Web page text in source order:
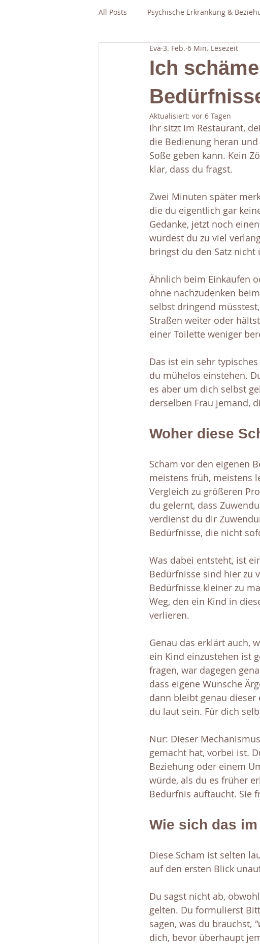
All Posts Psychische Erkrankung &
Ich
Eva 3. Feb. 6 Min. Lesezeit
Aktualisiert: vor 6 Tagen
Ihr sitzt im Restaurant,
die Bedienung heran
Soße geben kann. Kein
klar, dass du fragst.
Zwei Minuten später
die du eigentlich gar
Gedanke, jetzt noch
würdest du zu viel
bringst du den Satz nicht
Ähnlich beim Einkaufen
ohne nachzudenken
selbst dringend
Straßen weiter oder
einer Toilette weniger
Das ist ein sehr
du mühelos einstehen.
es aber um dich selbst
derselben Frau jemand,
Woher diese
Scham vor den eigenen
meistens früh, meistens
Vergleich zu größeren
du gelernt, dass
verdienst du dir
Bedürfnisse, die nicht
Was dabei entsteht, ist
Bedürfnisse sind hier zu
Bedürfnisse kleiner zu
Weg, den ein Kind in
verlieren.
Genau das erklärt auch,
ein Kind einzustehen ist
fragen, war dagegen
dass eigene Wünsche
dann bleibt genau dieser
du laut sein. Für dich
Nur: Dieser
gemacht hat, vorbei ist.
Beziehung oder einem
würde, als du es früher
Bedürfnis auftaucht. Sie
Wie sich das
Diese Scham ist selten
auf den ersten Blick
Du sagst nicht ab,
gelten. Du formulierst
sagen, was du brauchst,
dich, bevor überhaupt